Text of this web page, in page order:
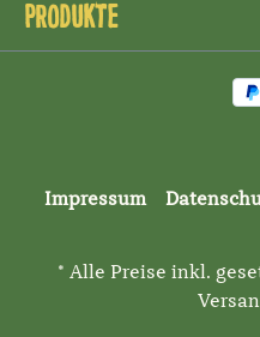
Produkte
Impressum
* Alle Preise inkl.